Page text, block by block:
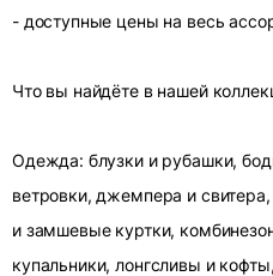
- доступные цены на весь
Что вы найдёте в нашей
Одежда: блузки и рубашки,
ветровки, джемпера и
и замшевые куртки,
купальники, лонгсливы и